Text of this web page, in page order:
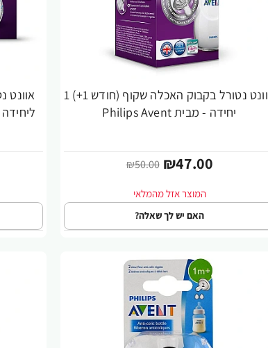
-6%
אוונט נטורל בקבוק האכלה שקוף (חודש 1+) 1
יחידה - מבית Philips Avent
₪47.00
₪50.00
האם יש לך שאלה?
-14%